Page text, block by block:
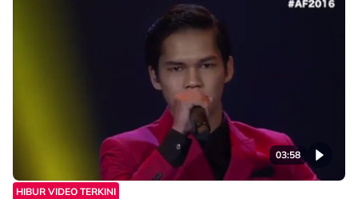
03:58
HIBUR VIDEO TERKINI